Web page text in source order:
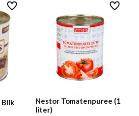
Blik
Nestor Tomatenpuree (1
liter)